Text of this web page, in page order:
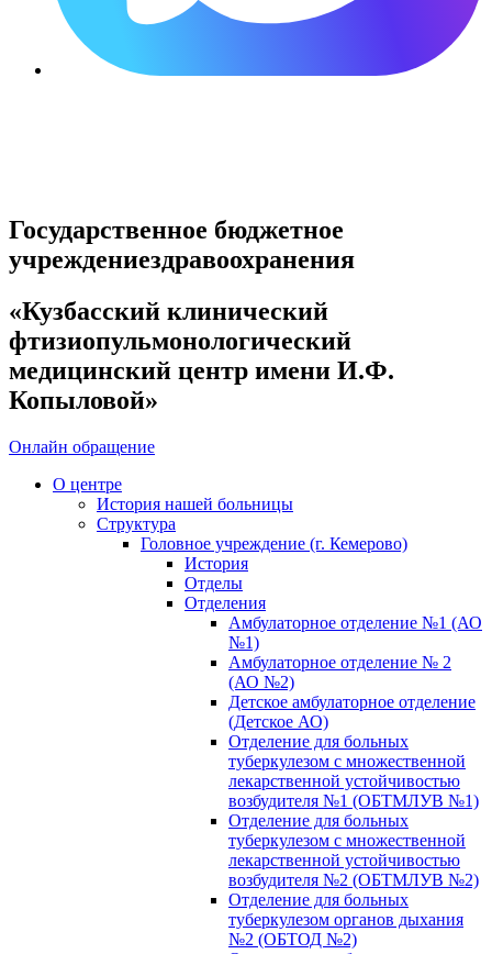
Государственное бюджетное
учреждениездравоохранения
«Кузбасский клинический
фтизиопульмонологический
медицинский центр имени И.Ф.
Копыловой»
Онлайн обращение
О центре
История нашей больницы
Структура
Головное учреждение (г. Кемерово)
История
Отделы
Отделения
Амбулаторное отделение №1 (АО
№1)
Амбулаторное отделение № 2
(АО №2)
Детское амбулаторное отделение
(Детское АО)
Отделение для больных
туберкулезом с множественной
лекарственной устойчивостью
возбудителя №1 (ОБТМЛУВ №1)
Отделение для больных
туберкулезом с множественной
лекарственной устойчивостью
возбудителя №2 (ОБТМЛУВ №2)
Отделение для больных
туберкулезом органов дыхания
№2 (ОБТОД №2)